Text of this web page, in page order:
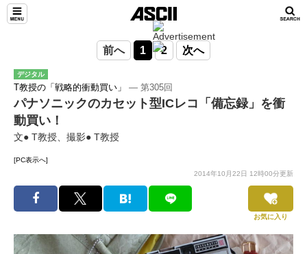
前へ 1 2 次へ
デジタル
T教授の「戦略的衝動買い」 ― 第305回
パナソニックのカセット型ICレコ「備忘録」を衝
動買い！
文● T教授、撮影● T教授
[PC表示へ]
2014年10月22日 12時00分更新
お気に入り